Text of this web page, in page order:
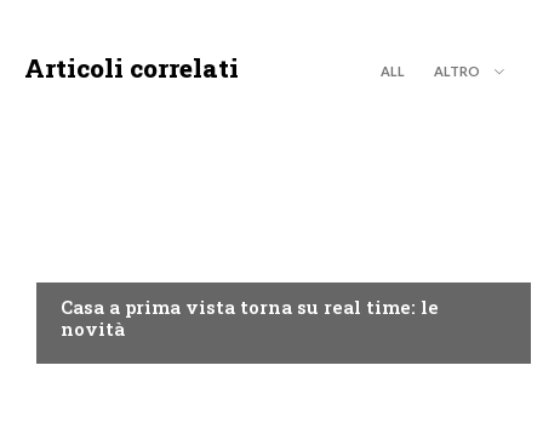
Articoli correlati ALL ALTRO
Casa a prima vista torna su real time: le
novità